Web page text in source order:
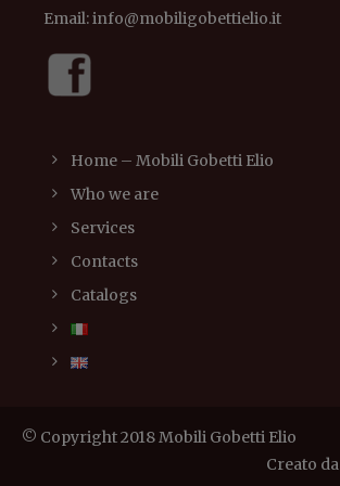
Email:info@mobiligobettielio.it
Home – Mobili Gobetti Elio
Who we are
Services
Contacts
Catalogs
© Copyright 2018 Mobili Gobetti Elio
Creato da